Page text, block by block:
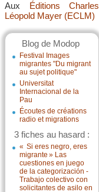
Aux Éditions Charles
Léopold Mayer (ECLM)
Blog de Modop
Festival Images
migrantes "Du migrant
au sujet politique"
Universitat
Internacional de la
Pau
Écoutes de créations
radio et migrations
3 fiches au hasard :
« Si eres negro, eres
migrante » Las
cuestiones en juego
de la categorización -
Trabajo colectivo con
solicitantes de asilo en